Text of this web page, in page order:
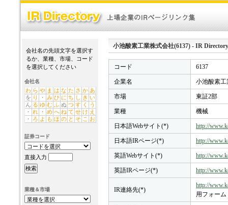
会社名の先頭文字を選択す
るか、業種、市場、コード
を選択してください
会社名
わ ら や ま は な た さ か あ
を り ・ み ひ に ち し き い
ん る ゆ む ふ ぬ つ す く
う
・ れ ・ め へ ね て せ け え
・
ろ よ も ほ の と そ こ お
証券コード
直接入力
業種＆市場
小池酸素工業株式会社(6137) - IR Directory
コード 6137
企業名 小池酸素工
市場 東証2部
業種 機械
日本語Webサイト(*) http://
日本語IRページ(*) http://
英語Webサイト(*) http://
英語IRページ(*) http://
IR連絡先(*)
http://
用フォーム